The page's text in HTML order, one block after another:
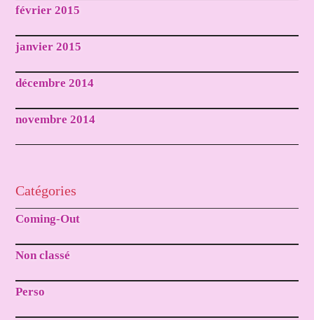
février 2015
janvier 2015
décembre 2014
novembre 2014
Catégories
Coming-Out
Non classé
Perso